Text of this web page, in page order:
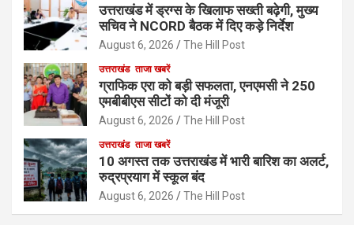
उत्तराखंड में ड्रग्स के खिलाफ सख्ती बढ़ेगी, मुख्य
सचिव ने NCORD बैठक में दिए कड़े निर्देश
August 6, 2026 The Hill Post
उत्तराखंड ताजा खबरें
ग्राफिक एरा को बड़ी सफलता, एनएमसी ने 250
एमबीबीएस सीटों को दी मंजूरी
August 6, 2026 The Hill Post
उत्तराखंड ताजा खबरें
10 अगस्त तक उत्तराखंड में भारी बारिश का अलर्ट,
रुद्रप्रयाग में स्कूल बंद
August 6, 2026 The Hill Post